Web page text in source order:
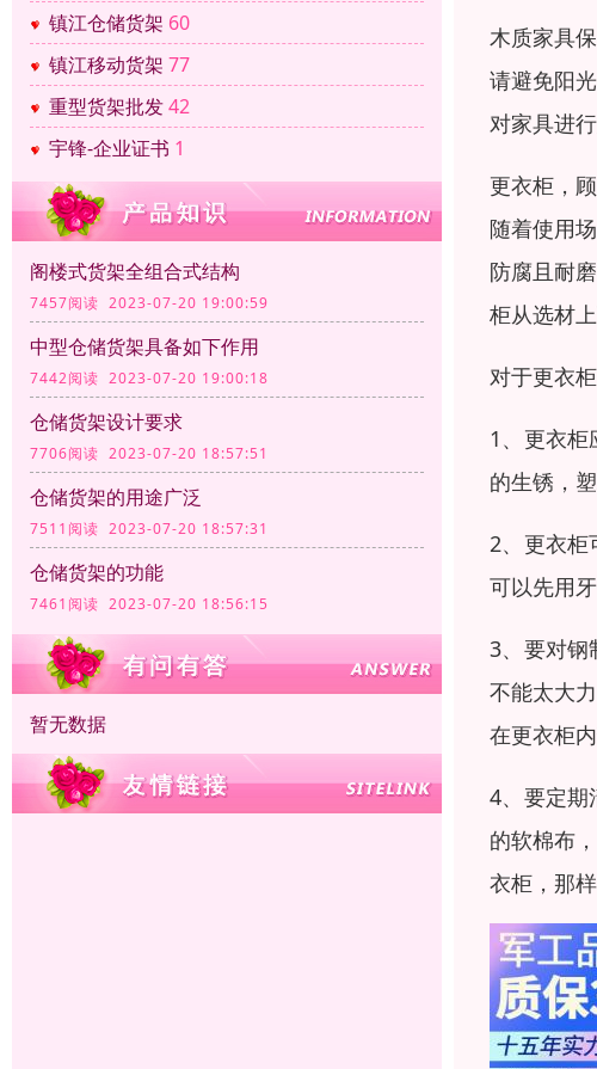
镇江仓储货架 60
镇江移动货架 77
重型货架批发42
宇锋-企业证书 1
阁楼式货架全组合式结构
7457阅读 2023-07-20 19:00:59
中型仓储货架具备如下作用
7442阅读 2023-07-20 19:00:18
仓储货架设计要求
7706阅读 2023-07-20 18:57:51
仓储货架的用途广泛
7511阅读 2023-07-20 18:57:31
仓储货架的功能
7461阅读 2023-07-20 18:56:15
暂无数据
木质家具
请避免阳
对家具进
更衣柜，
随着使用
防腐且耐
柜从选材
对于更衣
1、更衣
的生锈，
2、更衣柜
可以先用
3、要对钢
不能太大
在更衣柜
4、要定期
的软棉布
衣柜，那